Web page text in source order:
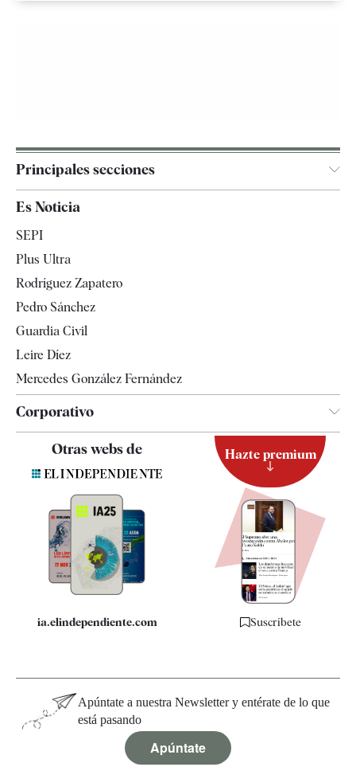
Principales secciones
España
Televisión
Es Noticia
SEPI
Plus Ultra
Rodríguez Zapatero
Pedro Sánchez
Guardia Civil
Leire Díez
Mercedes González Fernández
Corporativo
Contacto
Quiénes somos
Especificaciones
Otras webs de
ia.elindependiente.com
Hazte premium
Suscríbete
Apúntate a nuestra Newsletter y entérate de lo que
está pasando
Apúntate